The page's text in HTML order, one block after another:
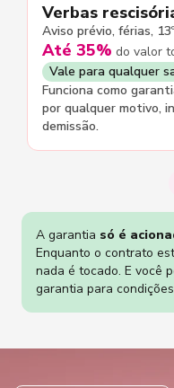
Verbas
Aviso prévio, férias, 13º
Até 35% do valor
Vale para qualquer
Funciona como
por qualquer motivo,
demissão.
A garantia só é
Enquanto o contrato
nada é tocado. E você
garantia para